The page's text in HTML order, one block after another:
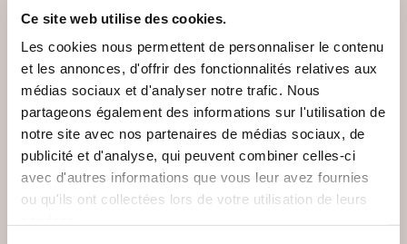
Ce site web utilise des cookies.
Les cookies nous permettent de personnaliser le contenu
et les annonces, d'offrir des fonctionnalités relatives aux
médias sociaux et d'analyser notre trafic. Nous
partageons également des informations sur l'utilisation de
notre site avec nos partenaires de médias sociaux, de
publicité et d'analyse, qui peuvent combiner celles-ci
avec d'autres informations que vous leur avez fournies
ou qu'ils ont collectées lors de votre utilisation de leurs